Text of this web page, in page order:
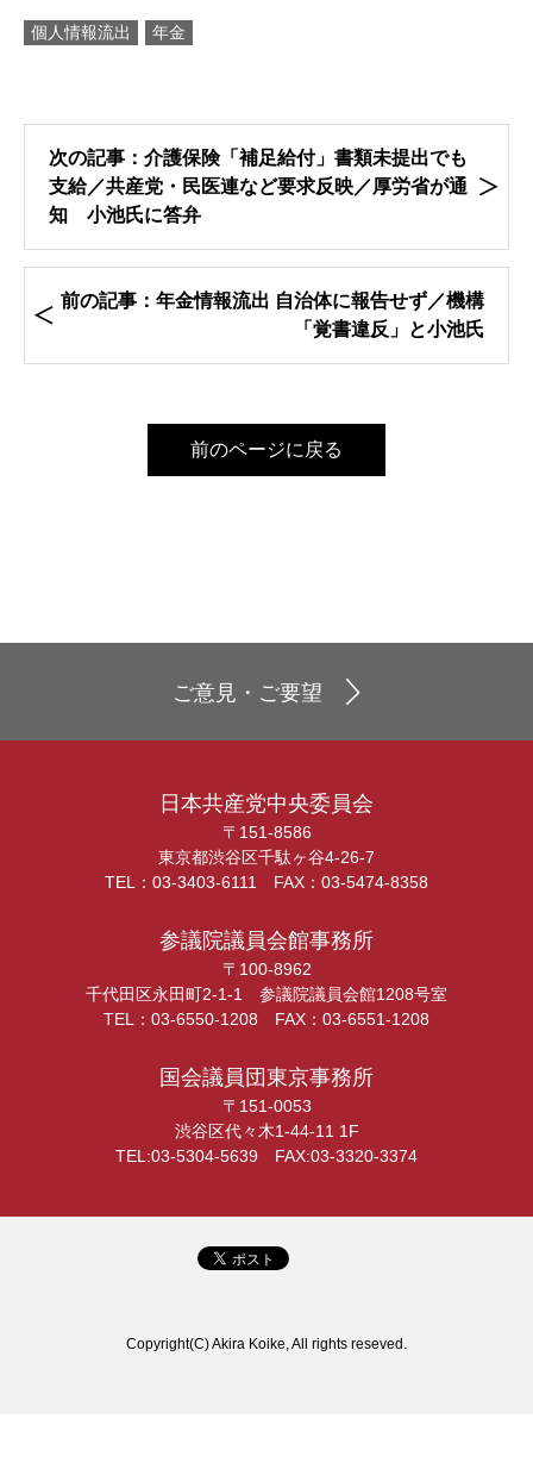
個人情報流出 年金
次の記事：介護保険「補足給付」書類未提出でも
支給／共産党・民医連など要求反映／厚労省が通
知 小池氏に答弁
前の記事：年金情報流出 自治体に報告せず／機構
「覚書違反」と小池氏
前のページに戻る
ご意見・ご要望
日本共産党中央委員会
〒151-8586
東京都渋谷区千駄ヶ谷4-26-7
TEL：03-3403-6111 FAX：03-5474-8358
参議院議員会館事務所
〒100-8962
千代田区永田町2-1-1 参議院議員会館1208号室
TEL：03-6550-1208 FAX：03-6551-1208
国会議員団東京事務所
〒151-0053
渋谷区代々木1-44-11 1F
TEL:03-5304-5639 FAX:03-3320-3374
Copyright(C) Akira Koike, All rights reseved.